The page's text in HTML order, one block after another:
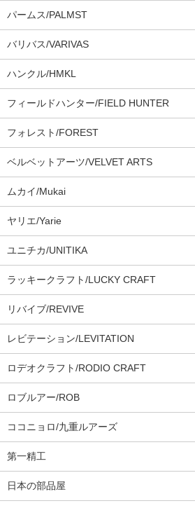
パームス/PALMST
バリバス/VARIVAS
ハンクル/HMKL
フィールドハンター/FIELD HUNTER
フォレスト/FOREST
ベルベットアーツ/VELVET ARTS
ムカイ/Mukai
ヤリエ/Yarie
ユニチカ/UNITIKA
ラッキークラフト/LUCKY CRAFT
リバイブ/REVIVE
レビテーション/LEVITATION
ロデオクラフト/RODIO CRAFT
ロブルアー/ROB
ココニョロ/九重ルアーズ
第一精工
日本の部品屋